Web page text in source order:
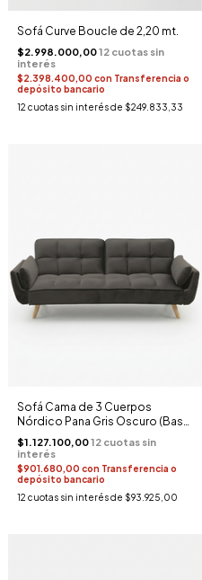
Sofá Curve Boucle de 2,20 mt.
$2.998.000,00
$2.398.400,00 con Transferencia o
depósito bancario
12 cuotas sin interés de $249.833,33
Sofá Cama de 3 Cuerpos
Nórdico Pana Gris Oscuro (Base
Madera)
$1.127.100,00
$901.680,00 con Transferencia o
depósito bancario
12 cuotas sin interés de $93.925,00